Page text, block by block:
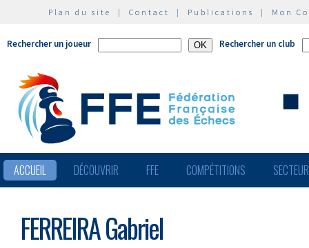
Plan du site | Contact | Publications | Mon
Rechercher un joueur Rechercher un club
ACCUEIL DÉCOUVRIR FFE COMPÉTITIONS
FERREIRA Gabriel